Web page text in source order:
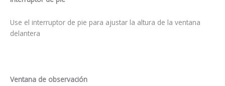
Use el interruptor de pie para ajustar la altura de la ventana
delantera
Ventana de observación